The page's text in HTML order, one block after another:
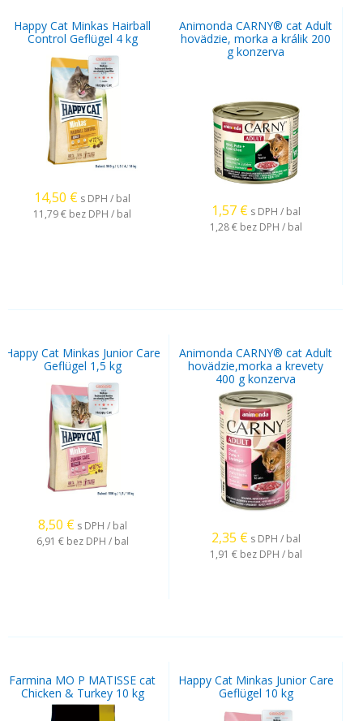
Happy Cat Minkas Hairball
Control Geflügel 4 kg
14,50 € s DPH / bal
11,79 € bez DPH / bal
Animonda CARNY® cat Adult
hovädzie, morka a králik 200
g konzerva
1,57 € s DPH / bal
1,28 € bez DPH / bal
Happy Cat Minkas Junior Care
Geflügel 1,5 kg
8,50 € s DPH / bal
6,91 € bez DPH / bal
Animonda CARNY® cat Adult
hovädzie,morka a krevety
400 g konzerva
2,35 € s DPH / bal
1,91 € bez DPH / bal
Farmina MO P MATISSE cat
Chicken & Turkey 10 kg
Happy Cat Minkas Junior Care
Geflügel 10 kg